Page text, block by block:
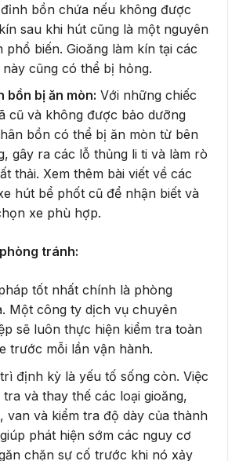
bồn chứa nếu không được
sau khi hút cũng là một nguyên
phổ biến. Gioăng làm kín tại các
cũng có thể bị hỏng.
bồn bị ăn mòn: Với những chiếc
cũ và không được bảo dưỡng
bồn có thể bị ăn mòn từ bên
gây ra các lỗ thủng li ti và làm rò
thải. Xem thêm bài viết về các
hút bể phốt cũ để nhận biết và
xe phù hợp.
tránh:
tốt nhất chính là phòng
Một công ty dịch vụ chuyên
sẽ luôn thực hiện kiểm tra toàn
trước mỗi lần vận hành.
định kỳ là yếu tố sống còn. Việc
tra và thay thế các loại gioăng,
van và kiểm tra độ dày của thành
phát hiện sớm các nguy cơ
chặn sự cố trước khi nó xảy